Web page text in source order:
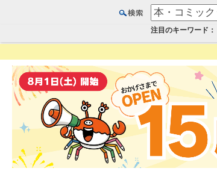
注目のキーワード：